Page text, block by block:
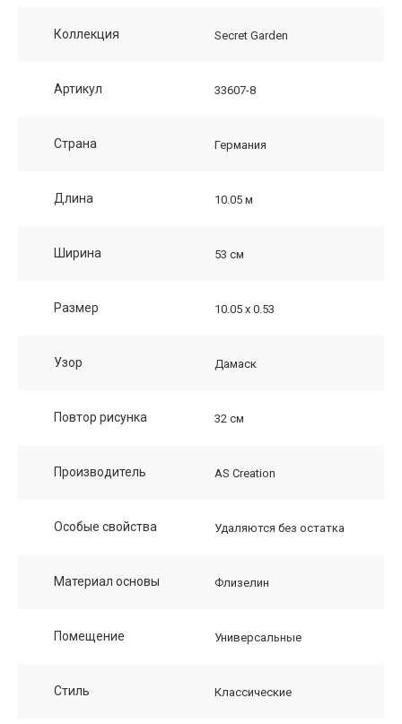
Коллекция Secret Garden
Артикул 33607-8
Страна Германия
Длина 10.05 м
Ширина 53 см
Размер 10.05 х 0.53
Узор Дамаск
Повтор рисунка 32 см
Производитель AS Creation
Особые свойства Удаляются без остатка
Материал основы Флизелин
Помещение Универсальные
Стиль Классические